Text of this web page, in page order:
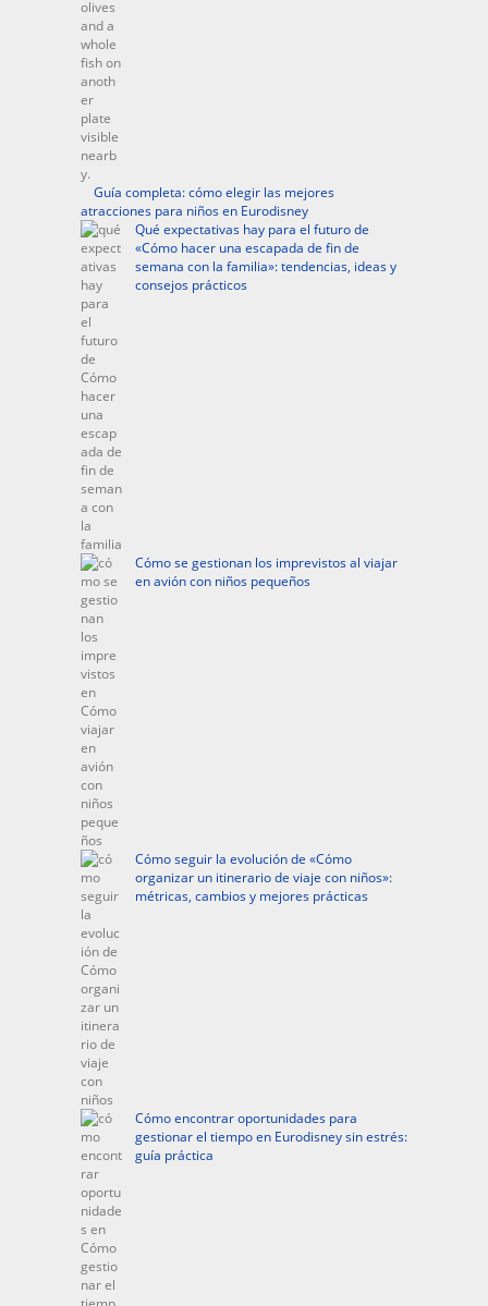
Guía completa: cómo elegir las mejores
atracciones para niños en Eurodisney
Qué expectativas hay para el futuro de
«Cómo hacer una escapada de fin de
semana con la familia»: tendencias, ideas y
consejos prácticos
Cómo se gestionan los imprevistos al viajar
en avión con niños pequeños
Cómo seguir la evolución de «Cómo
organizar un itinerario de viaje con niños»:
métricas, cambios y mejores prácticas
Cómo encontrar oportunidades para
gestionar el tiempo en Eurodisney sin estrés:
guía práctica